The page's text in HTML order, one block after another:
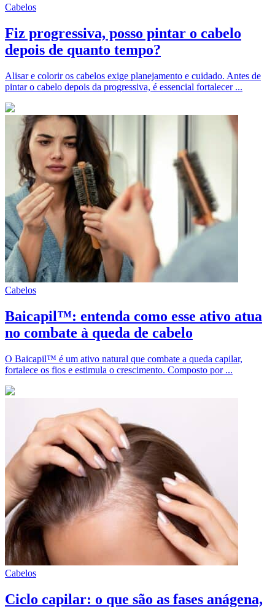
Cabelos
Fiz progressiva, posso pintar o cabelo
depois de quanto tempo?
Alisar e colorir os cabelos exige planejamento e cuidado. Antes de
pintar o cabelo depois da progressiva, é essencial fortalecer ...
Cabelos
Baicapil™: entenda como esse ativo atua
no combate à queda de cabelo
O Baicapil™ é um ativo natural que combate a queda capilar,
fortalece os fios e estimula o crescimento. Composto por ...
Cabelos
Ciclo capilar: o que são as fases anágena,